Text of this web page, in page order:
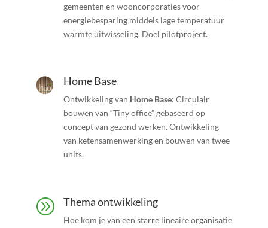
gemeenten en wooncorporaties voor
energiebesparing middels lage temperatuur
warmte uitwisseling. Doel pilotproject.
Home Base
Ontwikkeling van Home Base: Circulair
bouwen van “Tiny office” gebaseerd op
concept van gezond werken. Ontwikkeling
van ketensamenwerking en bouwen van twee
units.
A Thema ontwikkeling
Hoe kom je van een starre lineaire organisatie